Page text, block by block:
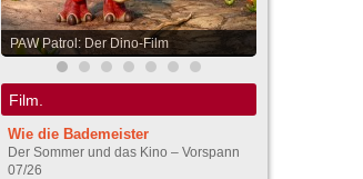
PAW Patrol: Der Dino-Film
Film.
Wie die Bademeister
Der Sommer und das Kino – Vorspann
07/26